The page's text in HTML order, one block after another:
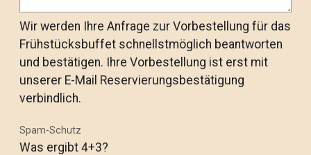
Wir werden Ihre Anfrage zur Vorbestellung für das
Frühstücksbuffet schnellstmöglich beantworten
und bestätigen. Ihre Vorbestellung ist erst mit
unserer E-Mail Reservierungsbestätigung
verbindlich.
Spam-Schutz
Was ergibt 4+3?